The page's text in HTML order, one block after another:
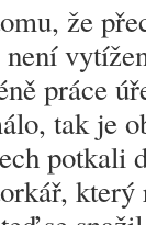
že
práce
tak je
potkali